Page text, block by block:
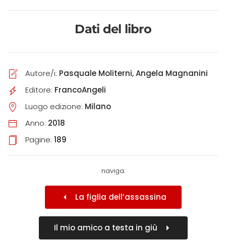
Dati del libro
Autore/i: Pasquale Moliterni, Angela Magnanini
Editore: FrancoAngeli
Luogo edizione: Milano
Anno: 2018
Pagine: 189
naviga:
La figlia dell’assassina
Il mio amico a testa in giù